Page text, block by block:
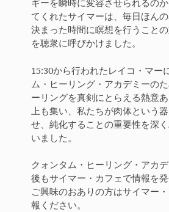
ギーを瞬時に変容させられるの
てくれたサイマーは、毎日ほんの
決まった時間に瞑想を行うこと
を聴衆に呼びかけました。
15:30から行われたレイコ・マー
ム・ヒーリング・アカデミーの
ーリングを真剣にとらえる熱意
上も集い、私たちが肉体という
せ、純化することの重要性を深
いました。
クォンタム・ヒーリング・アカ
後もサイマー・カフェで情報を発
ご興味のおありの方はサイマー
報ください。